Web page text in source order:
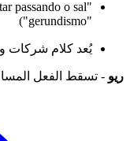
"gerundismo")
يُعد كلام شركات
ريو - تسقط الفعل